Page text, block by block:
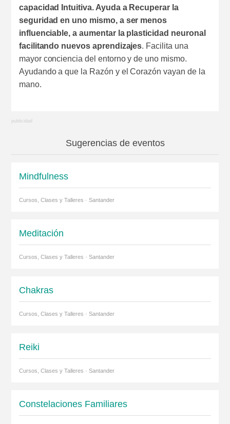
capacidad Intuitiva. Ayuda a Recuperar la
seguridad en uno mismo, a ser menos
influenciable, a aumentar la plasticidad neuronal
facilitando nuevos aprendizajes. Facilita una
mayor conciencia del entorno y de uno mismo.
Ayudando a que la Razón y el Corazón vayan de la
mano.
Sugerencias de eventos
Mindfulness
Cursos, Clases y Talleres · Santander
Meditación
Cursos, Clases y Talleres · Santander
Chakras
Cursos, Clases y Talleres · Santander
Reiki
Cursos, Clases y Talleres · Santander
Constelaciones Familiares